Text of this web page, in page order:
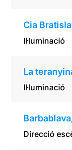
Cia
Il·luminació
La
Il·luminació
Direcció